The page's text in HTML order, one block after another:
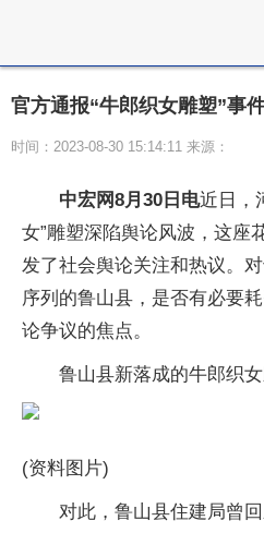
官方通报“牛郎织女雕塑”事
时间：2023-08-30 15:14:11 来源：
中宏网8月30日电近日，
女”雕塑深陷舆论风波，这座
发了社会舆论关注和热议。
序列的鲁山县，是否有必要
论争议的焦点。
鲁山县新落成的牛郎织女
(资料图片)
对此，鲁山县住建局曾